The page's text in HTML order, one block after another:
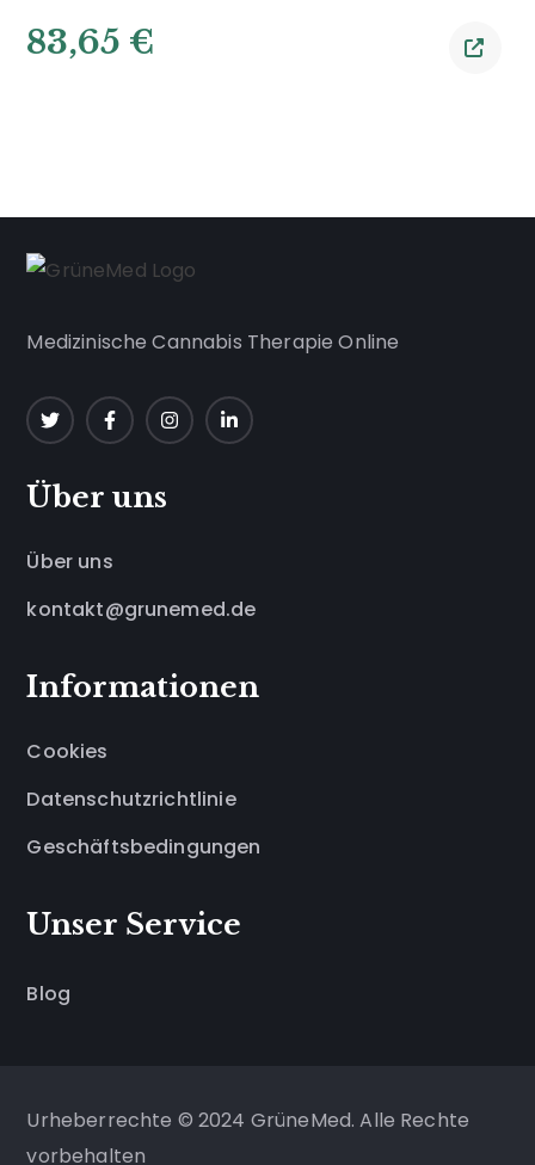
83,65 €
Medizinische Cannabis Therapie Online
Über uns
Über uns
kontakt@grunemed.de
Informationen
Cookies
Datenschutzrichtlinie
Geschäftsbedingungen
Unser Service
Blog
Urheberrechte © 2024 GrüneMed. Alle Rechte
vorbehalten